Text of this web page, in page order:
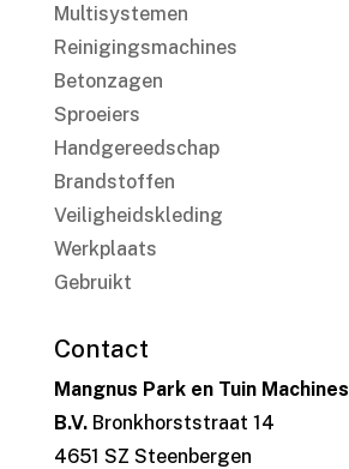
Multisystemen
Reinigingsmachines
Betonzagen
Sproeiers
Handgereedschap
Brandstoffen
Veiligheidskleding
Werkplaats
Gebruikt
Contact
Mangnus Park en Tuin Machines
B.V.Bronkhorststraat 14
4651 SZ Steenbergen